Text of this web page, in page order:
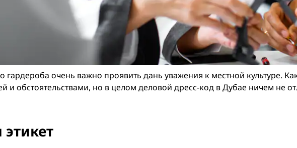
очень важно проявить дань уважения к местной культуре.
и обстоятельствами, но в целом деловой дресс-код в Дубае ничем не